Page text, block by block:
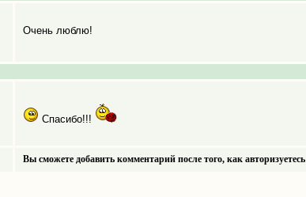
Очень люблю!
Спасибо!!!
Вы сможете добавить комментарий после того, как авторизуетесь